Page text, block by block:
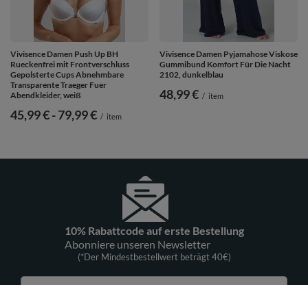
Vivisence Damen Push Up BH
Rueckenfrei mit Frontverschluss
Gepolsterte Cups Abnehmbare
Transparente Traeger Fuer
Abendkleider, weiß
ab
45,99 €-bis
79,99 € / item
Vivisence Damen Pyjamahose Viskose
Gummibund Komfort Für Die Nacht
2102, dunkelblau
48,99 € / item
10% Rabattcode auf erste Bestellung
Abonniere unseren Newsletter
(*Der Mindestbestellwert beträgt 40€)